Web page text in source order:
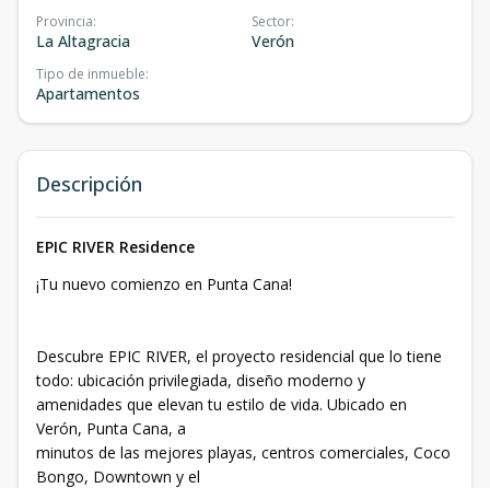
Provincia:
La Altagracia
Sector:
Verón
Tipo de inmueble:
Apartamentos
Descripción
EPIC RIVER Residence
¡Tu nuevo comienzo en Punta Cana!
Descubre EPIC RIVER, el proyecto residencial que lo tiene
todo: ubicación privilegiada, diseño moderno y
amenidades que elevan tu estilo de vida. Ubicado en
Verón, Punta Cana, a
minutos de las mejores playas, centros comerciales, Coco
Bongo, Downtown y el